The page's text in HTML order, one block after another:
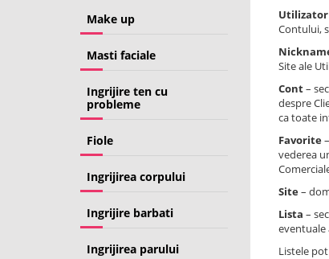
Make up
Masti faciale
Ingrijire ten cu
probleme
Fiole
Ingrijirea corpului
Ingrijire barbati
Ingrijirea parului
Utilizator
Contului,
Site ale
Cont–
despre
ca toate
Favorite
vederea
Site–
Lista –
eventuale
Listele